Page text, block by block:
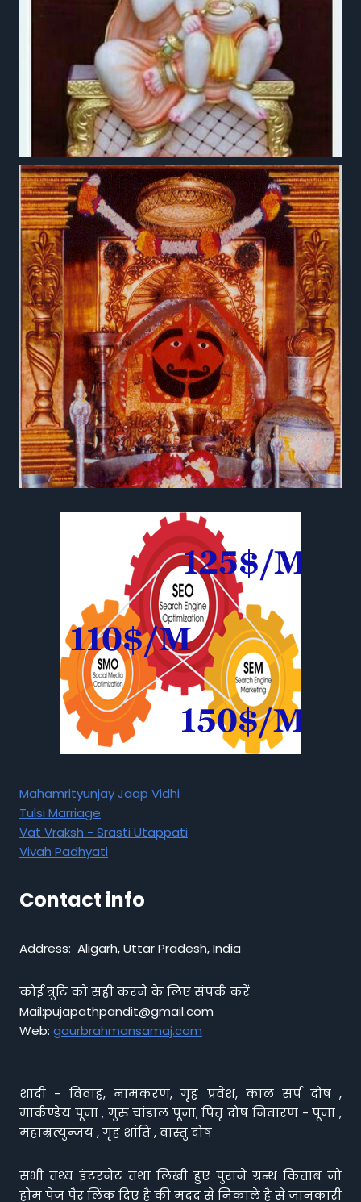
Mahamrityunjay Jaap Vidhi
Tulsi Marriage
Vat Vraksh - Srasti Utappati
Vivah Padhyati
Contact info
Address: Aligarh, Uttar Pradesh, India
कोई त्रुटि को सही करने के लिए संपर्क करें
Mail:pujapathpandit@gmail.com
Web: gaurbrahmansamaj.com
शादी - विवाह, नामकरण, गृह प्रवेश, काल सर्प दोष ,
मार्कण्डेय पूजा , गुरु चांडाल पूजा, पितृ दोष निवारण - पूजा ,
महाम्रत्युन्जय , गृह शांति , वास्तु दोष
सभी तथ्य इंटरनेट तथा लिखी हुए पुराने ग्रन्थ किताब जो
होम पेज पैर लिंक दिए है की मदद से निकाले है से जानकारी